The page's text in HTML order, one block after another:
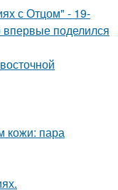
с Отцом" - 19-
поделился
кожи: пара